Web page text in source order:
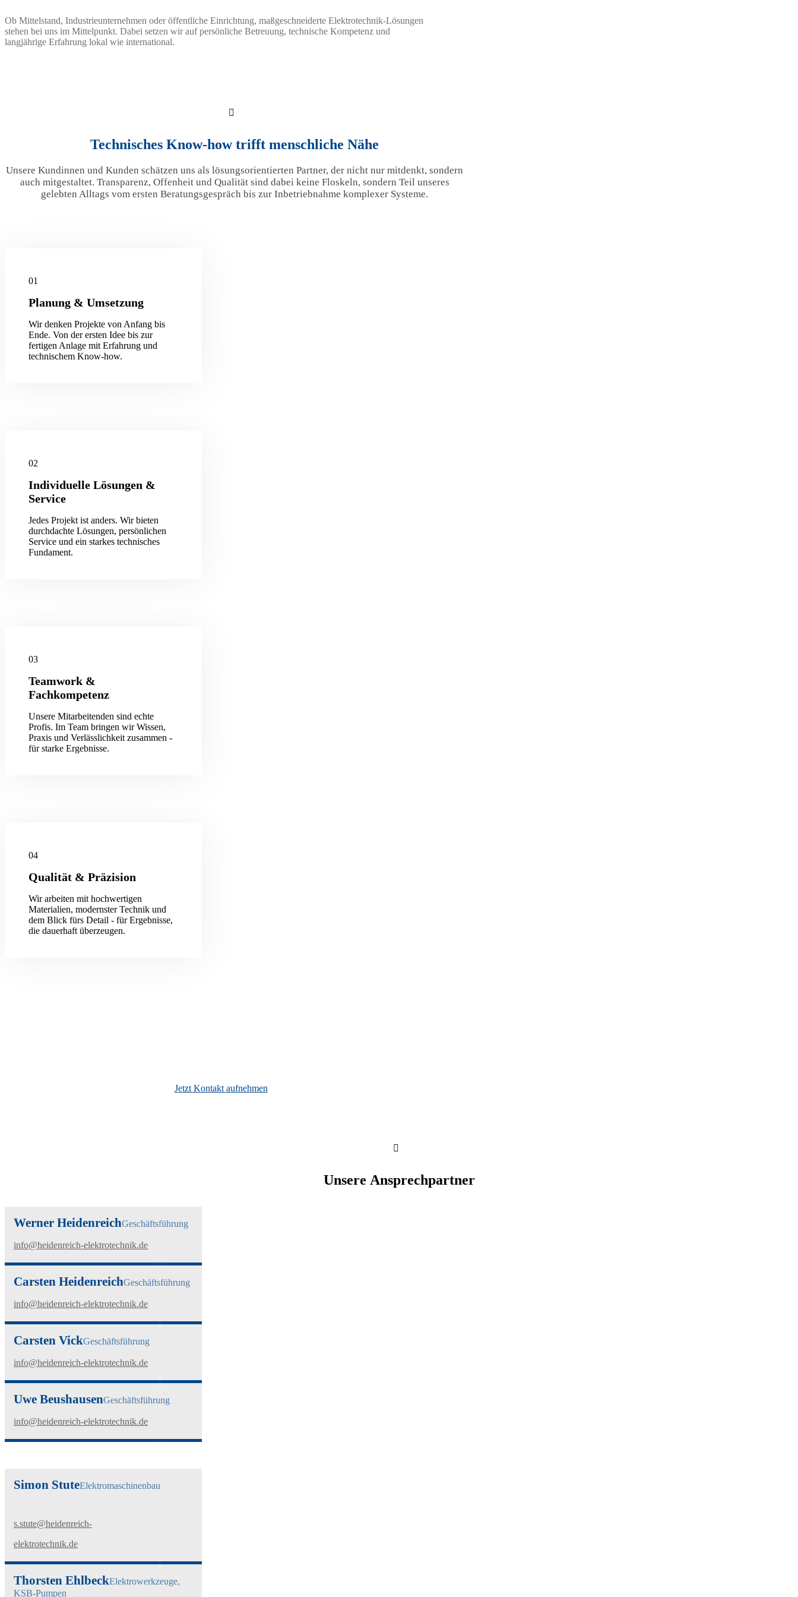
Ob Mittelstand, Industrieunternehmen oder öffentliche Einrichtung, maßgeschneiderte Elektrotechnik-Lösungen
stehen bei uns im Mittelpunkt. Dabei setzen wir auf persönliche Betreuung, technische Kompetenz und
langjährige Erfahrung lokal wie international.
Technisches Know-how trifft menschliche Nähe
Unsere Kundinnen und Kunden schätzen uns als lösungsorientierten Partner, der nicht nur mitdenkt, sondern
auch mitgestaltet. Transparenz, Offenheit und Qualität sind dabei keine Floskeln, sondern Teil unseres
gelebten Alltags vom ersten Beratungsgespräch bis zur Inbetriebnahme komplexer Systeme.
01
Planung & Umsetzung
Wir denken Projekte von Anfang bis
Ende. Von der ersten Idee bis zur
fertigen Anlage mit Erfahrung und
technischem Know-how.
02
Individuelle Lösungen &
Service
Jedes Projekt ist anders. Wir bieten
durchdachte Lösungen, persönlichen
Service und ein starkes technisches
Fundament.
03
Teamwork &
Fachkompetenz
Unsere Mitarbeitenden sind echte
Profis. Im Team bringen wir Wissen,
Praxis und Verlässlichkeit zusammen -
für starke Ergebnisse.
04
Qualität & Präzision
Wir arbeiten mit hochwertigen
Materialien, modernster Technik und
dem Blick fürs Detail - für Ergebnisse,
die dauerhaft überzeugen.
Jetzt Kontakt aufnehmen
Unsere Ansprechpartner
Werner HeidenreichGeschäftsführung
info@heidenreich-elektrotechnik.de
Carsten HeidenreichGeschäftsführung
info@heidenreich-elektrotechnik.de
Carsten VickGeschäftsführung
info@heidenreich-elektrotechnik.de
Uwe BeushausenGeschäftsführung
info@heidenreich-elektrotechnik.de
Simon StuteElektromaschinenbau
s.stute@heidenreich-
elektrotechnik.de
Thorsten EhlbeckElektrowerkzeuge,
KSB-Pumpen